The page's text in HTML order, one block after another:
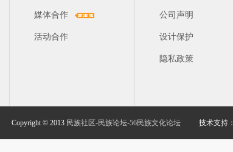
媒体合作
活动合作
公司声明
设计保护
隐私政策
Copyright © 2013 民族社区-民族论坛-56民族文化论坛 技术支持：